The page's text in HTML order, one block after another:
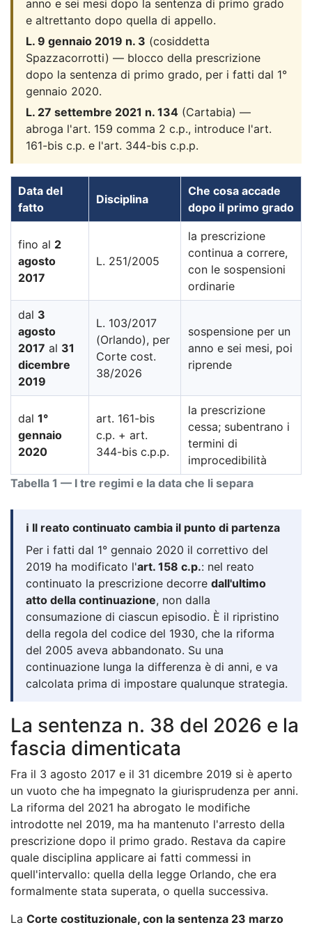
anno e sei mesi dopo la sentenza di primo grado
e altrettanto dopo quella di appello.
L. 9 gennaio 2019 n. 3 (cosiddetta
Spazzacorrotti) — blocco della prescrizione
dopo la sentenza di primo grado, per i fatti dal 1°
gennaio 2020.
L. 27 settembre 2021 n. 134 (Cartabia) —
abroga l'art. 159 comma 2 c.p., introduce l'art.
161-bis c.p. e l'art. 344-bis c.p.p.
Tabella 1 — I tre regimi e la data che li separa
Data del
fatto
Disciplina
Che cosa accade
dopo il primo grado
fino al 2
agosto
2017
L. 251/2005
la prescrizione
continua a correre,
con le sospensioni
ordinarie
dal 3
agosto
2017 al 31
dicembre
2019
L. 103/2017
(Orlando), per
Corte cost.
38/2026
sospensione per un
anno e sei mesi, poi
riprende
dal 1°
gennaio
2020
art. 161-bis
c.p. + art.
344-bis c.p.p.
la prescrizione
cessa; subentrano i
termini di
improcedibilità
ℹ️ Il reato continuato cambia il punto di partenza
Per i fatti dal 1° gennaio 2020 il correttivo del
2019 ha modificato l'art. 158 c.p.: nel reato
continuato la prescrizione decorre dall'ultimo
atto della continuazione, non dalla
consumazione di ciascun episodio. È il ripristino
della regola del codice del 1930, che la riforma
del 2005 aveva abbandonato. Su una
continuazione lunga la differenza è di anni, e va
calcolata prima di impostare qualunque strategia.
La sentenza n. 38 del 2026 e la
fascia dimenticata
Fra il 3 agosto 2017 e il 31 dicembre 2019 si è aperto
un vuoto che ha impegnato la giurisprudenza per anni.
La riforma del 2021 ha abrogato le modifiche
introdotte nel 2019, ma ha mantenuto l'arresto della
prescrizione dopo il primo grado. Restava da capire
quale disciplina applicare ai fatti commessi in
quell'intervallo: quella della legge Orlando, che era
formalmente stata superata, o quella successiva.
La Corte costituzionale, con la sentenza 23 marzo